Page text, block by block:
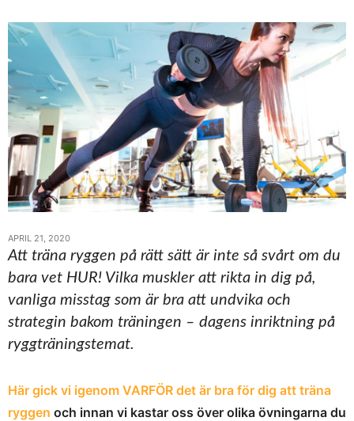
APRIL 21, 2020
Att träna ryggen på rätt sätt är inte så svårt om du
bara vet HUR! Vilka muskler att rikta in dig på,
vanliga misstag som är bra att undvika och
strategin bakom träningen – dagens inriktning på
ryggträningstemat.
Här gick vi igenom VARFÖR det är bra för dig att träna
ryggen och innan vi kastar oss över olika övningarna du